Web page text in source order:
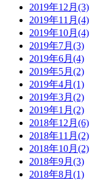
2019年12月(3)
2019年11月(4)
2019年10月(4)
2019年7月(3)
2019年6月(4)
2019年5月(2)
2019年4月(1)
2019年3月(2)
2019年1月(2)
2018年12月(6)
2018年11月(2)
2018年10月(2)
2018年9月(3)
2018年8月(1)